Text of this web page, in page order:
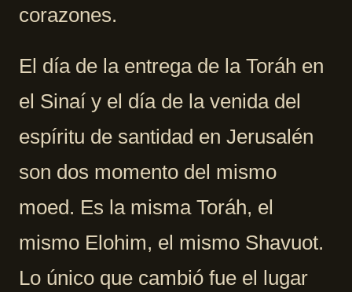
corazones.
El día de la entrega de la Toráh en
el Sinaí y el día de la venida del
espíritu de santidad en Jerusalén
son dos momento del mismo
moed. Es la misma Toráh, el
mismo Elohim, el mismo Shavuot.
Lo único que cambió fue el lugar